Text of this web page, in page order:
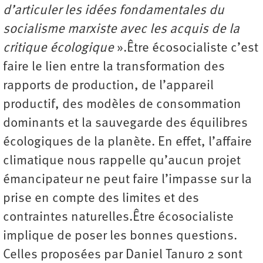
d’articuler les idées fondamentales du
socialisme marxiste avec les acquis de la
critique écologique».Être écosocialiste c’est
faire le lien entre la transformation des
rapports de production, de l’appareil
productif, des modèles de consommation
dominants et la sauvegarde des équilibres
écologiques de la planète. En effet, l’affaire
climatique nous rappelle qu’aucun projet
émancipateur ne peut faire l’impasse sur la
prise en compte des limites et des
contraintes naturelles.Être écosocialiste
implique de poser les bonnes questions.
Celles proposées par Daniel Tanuro 2 sont